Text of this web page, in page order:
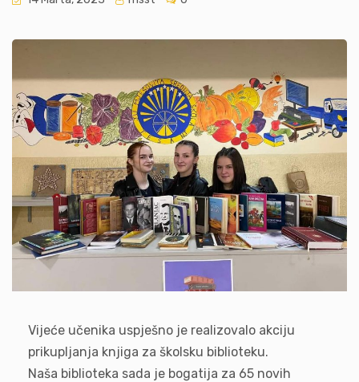
Vijeće učenika uspješno je realizovalo akciju
prikupljanja knjiga za školsku biblioteku.
Naša biblioteka sada je bogatija za 65 novih